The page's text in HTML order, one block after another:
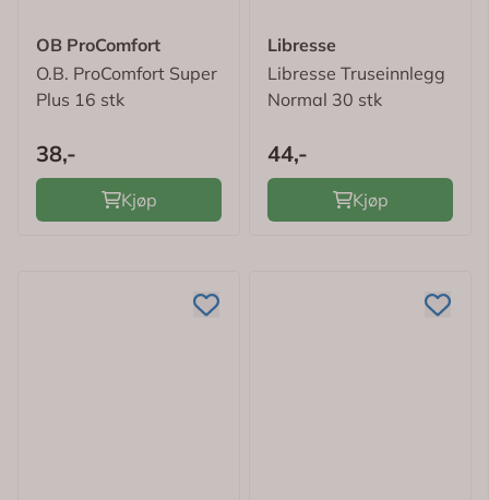
OB ProComfort
O.B. ProComfort Super
Plus 16 stk
38,-
Kjøp
Libresse
Libresse Truseinnlegg
Normal 30 stk
44,-
Kjøp